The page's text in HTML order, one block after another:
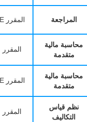
المراجعة المقرر E
محاسبة مالية
متقدمة
المقرر
محاسبة مالية
متقدمة
المقرر E
نظم قياس
التكاليف
المقرر